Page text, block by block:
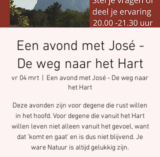
Een avond met José -
De weg naar het Hart
vr 04 mrt
Een avond met José - De weg naar
het Hart
Deze avonden zijn voor degene die rust willen
in het hoofd. Voor degene die vanuit het Hart
willen leven niet alleen vanuit het gevoel, want
dat 'komt en gaat' en is dus niet blijvend. Je
ware Natuur is altijd gelukkig zijn.